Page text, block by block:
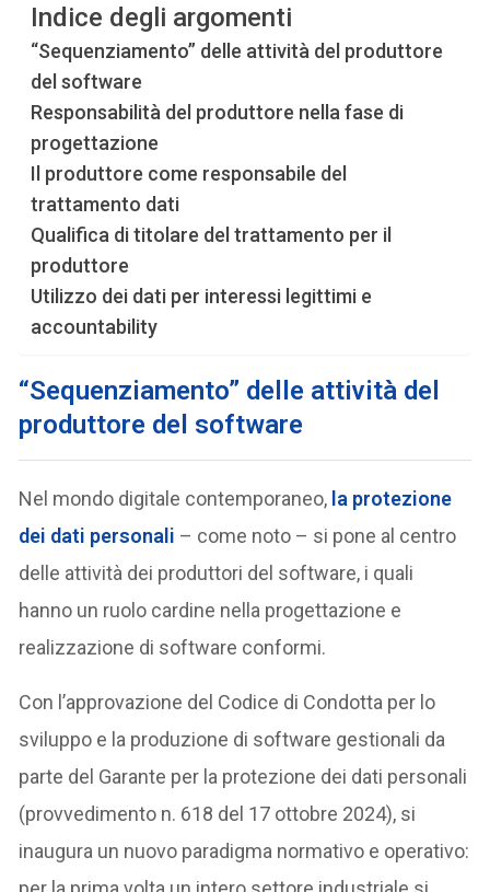
Indice degli argomenti
“Sequenziamento” delle attività del produttore
del software
Responsabilità del produttore nella fase di
progettazione
Il produttore come responsabile del
trattamento dati
Qualifica di titolare del trattamento per il
produttore
Utilizzo dei dati per interessi legittimi e
accountability
“Sequenziamento” delle attività del
produttore del software
Nel mondo digitale contemporaneo, la protezione
dei dati personali – come noto – si pone al centro
delle attività dei produttori del software, i quali
hanno un ruolo cardine nella progettazione e
realizzazione di software conformi.
Con l’approvazione del Codice di Condotta per lo
sviluppo e la produzione di software gestionali da
parte del Garante per la protezione dei dati personali
(provvedimento n. 618 del 17 ottobre 2024), si
inaugura un nuovo paradigma normativo e operativo: